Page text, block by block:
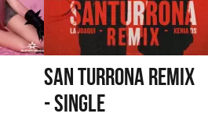
SAN TURRONA REMIX
- SINGLE